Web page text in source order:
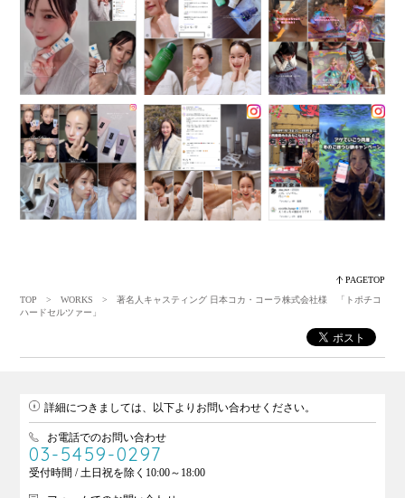
PAGETOP
TOP
>WORKS
> 著名人キャスティング 日本コカ・コーラ株式会社様 「トポチコ
ハードセルツァー」
詳細につきましては、以下よりお問い合わせください。
お電話でのお問い合わせ
03-5459-0297
受付時間 / 土日祝を除く10:00～18:00